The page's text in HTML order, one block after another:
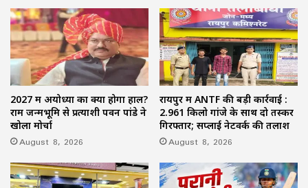
2027 में अयोध्या का क्या होगा हाल?
राम जन्मभूमि से प्रत्याशी पवन पांडे ने
खोला मोर्चा
August 8, 2026
रायपुर में ANTF की बड़ी कार्रवाई :
2.961 किलो गांजे के साथ दो तस्कर
गिरफ्तार; सप्लाई नेटवर्क की तलाश
August 8, 2026